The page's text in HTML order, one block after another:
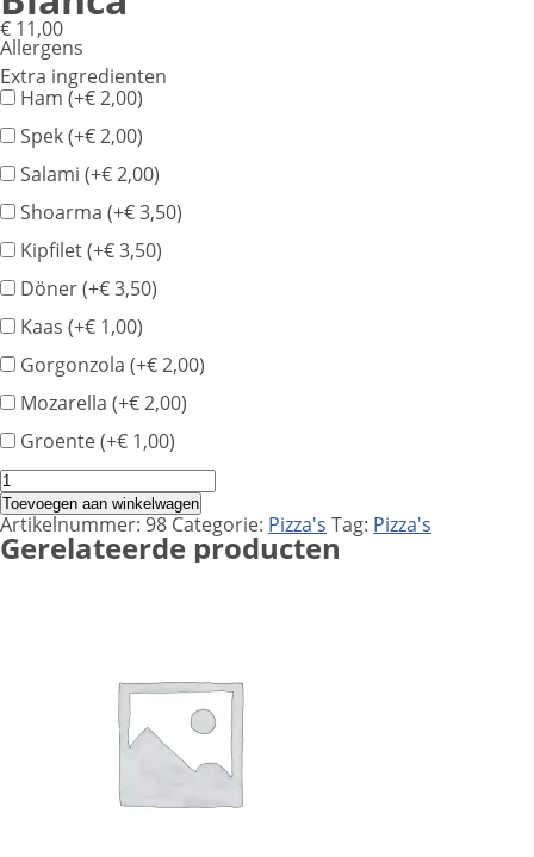
€ 11,00
Allergens
Product
allergen
information
Extra ingredienten
Ham (+€2,00)
Spek (+€2,00)
Salami (+€2,00)
Shoarma (+€3,50)
Kipfilet (+€3,50)
Döner (+€3,50)
Kaas (+€ 1,00)
Gorgonzola (+€2,00)
Mozarella (+€2,00)
Groente (+€ 1,00)
Bianca
aantal
Toevoegen aan winkelwagen
Artikelnummer: 98 Categorie: Pizza's Tag: Pizza's
Gerelateerde producten